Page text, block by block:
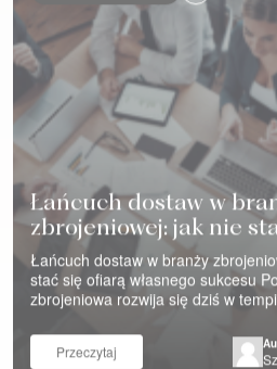
Łańcuch dostaw w
zbrojeniowej: jak nie
ofiarą własnego
Łańcuch dostaw w branży
stać się ofiarą własnego sukcesu
zbrojeniowa rozwija się dziś w
Większe budżety, nowe programy,
zamówienia, coraz szersza
Przeczytaj